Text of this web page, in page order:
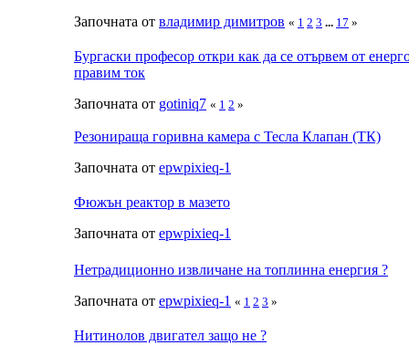
Започната от владимир димитров « 1 2 3 ... 17 »
Бургаски професор откри как да се отървем от
правим ток
Започната от gotiniq7 « 1 2 »
Резонираща горивна камера с Тесла Клапан (ТК)
Започната от epwpixieq-1
Фюжън реактор в мазето
Започната от epwpixieq-1
Нетрадиционно извличане на топлинна енергия ?
Започната от epwpixieq-1 « 1 2 3 »
Нитинолов двигател защо не ?